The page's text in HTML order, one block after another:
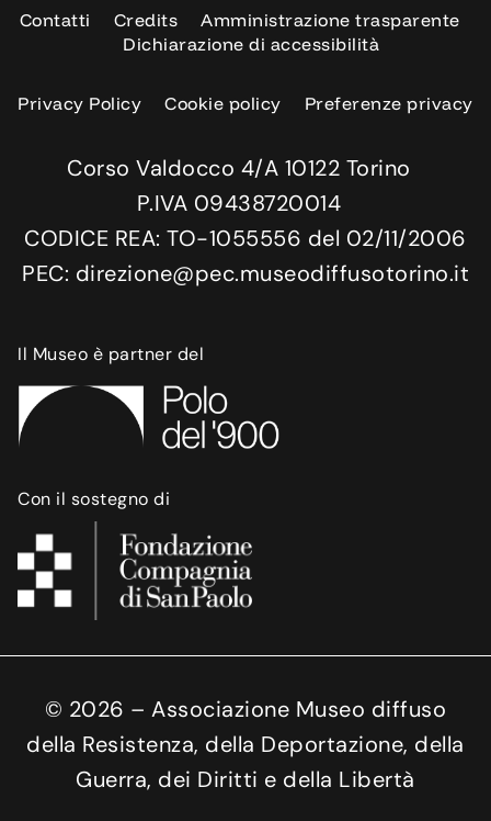
Contatti Credits
Amministrazione trasparente
Dichiarazione di accessibilità
Privacy Policy Cookie policy Preferenze privacy
Corso Valdocco 4/A 10122 Torino
P.IVA 09438720014
CODICE REA: TO-1055556 del 02/11/2006
PEC: direzione@pec.museodiffusotorino.it
Il Museo è partner del
Con il sostegno di
© 2026 – Associazione Museo diffuso
della Resistenza, della Deportazione, della
Guerra, dei Diritti e della Libertà